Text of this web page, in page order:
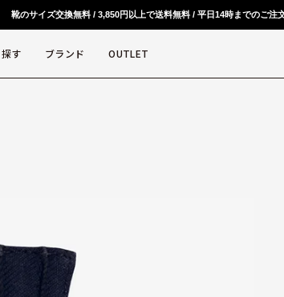
靴のサイズ交換無料 / 3,850円以上で送料無料 / 平日14時までのご注
す ブランド OUTLET